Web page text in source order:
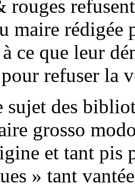
rouges
maire rédigée
ce que leur
refuser la
sujet des
grosso
et tant pis
» tant